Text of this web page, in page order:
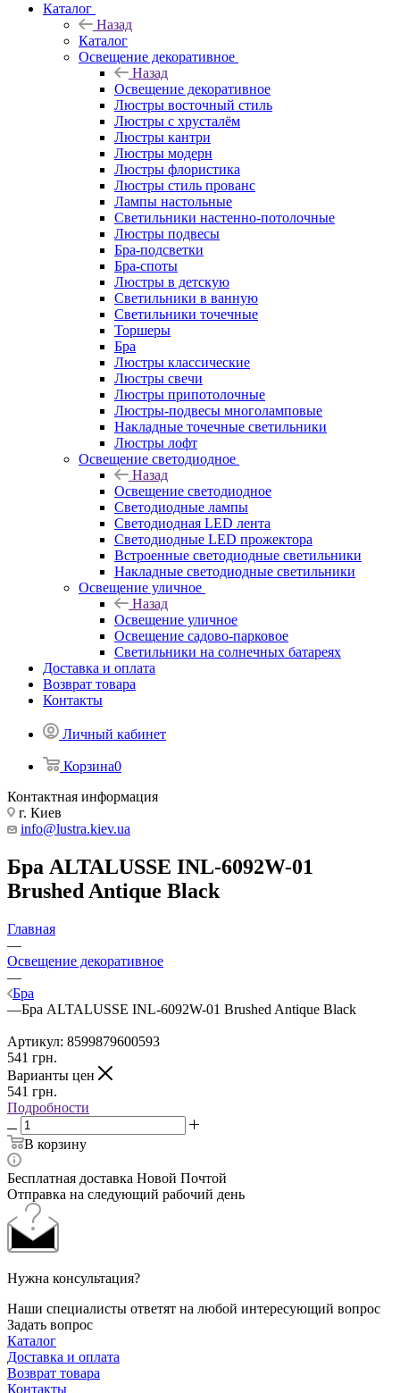
Каталог
Назад
Каталог
Освещение декоративное
Назад
Освещение декоративное
Люстры восточный стиль
Люстры с хрусталём
Люстры кантри
Люстры модерн
Люстры флористика
Люстры стиль прованс
Лампы настольные
Светильники настенно-потолочные
Люстры подвесы
Бра-подсветки
Бра-споты
Люстры в детскую
Светильники в ванную
Светильники точечные
Торшеры
Бра
Люстры классические
Люстры свечи
Люстры припотолочные
Люстры-подвесы многоламповые
Накладные точечные светильники
Люстры лофт
Освещение светодиодное
Назад
Освещение светодиодное
Светодиодные лампы
Светодиодная LED лента
Светодиодные LED прожектора
Встроенные светодиодные светильники
Накладные светодиодные светильники
Освещение уличное
Назад
Освещение уличное
Освещение садово-парковое
Светильники на солнечных батареях
Доставка и оплата
Возврат товара
Контакты
Личный кабинет
Корзина0
Контактная информация
г. Киев
info@lustra.kiev.ua
Бра ALTALUSSE INL-6092W-01
Brushed Antique Black
Главная
—
Освещение декоративное
—
Бра
—Бра ALTALUSSE INL-6092W-01 Brushed Antique Black
Артикул: 8599879600593
541 грн.
Варианты цен
541 грн.
Подробности
В корзину
Бесплатная доставка Новой Почтой
Отправка на следующий рабочий день
Нужна консультация?
Наши специалисты ответят на любой интересующий вопрос
Задать вопрос
Каталог
Доставка и оплата
Возврат товара
Контакты